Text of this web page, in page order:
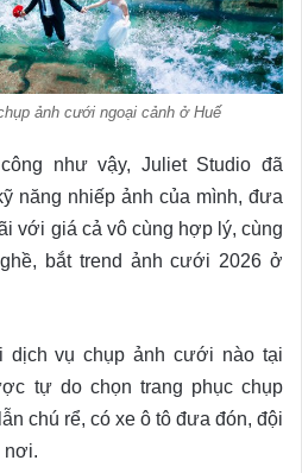
ảnh cưới ngoại cảnh ở Huế
như vậy, Juliet Studio đã
năng nhiếp ảnh của mình, đưa
với giá cả vô cùng hợp lý, cùng
bắt trend ảnh cưới 2026 ở
dịch vụ chụp ảnh cưới nào tại
tự do chọn trang phục chụp
chú rể, có xe ô tô đưa đón, đội
nơi.